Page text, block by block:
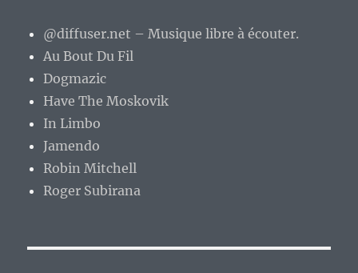
@diffuser.net – Musique libre à écouter.
Au Bout Du Fil
Dogmazic
Have The Moskovik
In Limbo
Jamendo
Robin Mitchell
Roger Subirana